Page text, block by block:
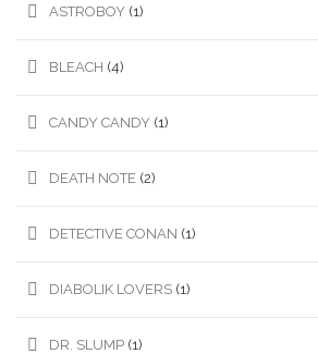
ASTROBOY (1)
BLEACH (4)
CANDY CANDY (1)
DEATH NOTE (2)
DETECTIVE CONAN (1)
DIABOLIK LOVERS (1)
DR. SLUMP (1)